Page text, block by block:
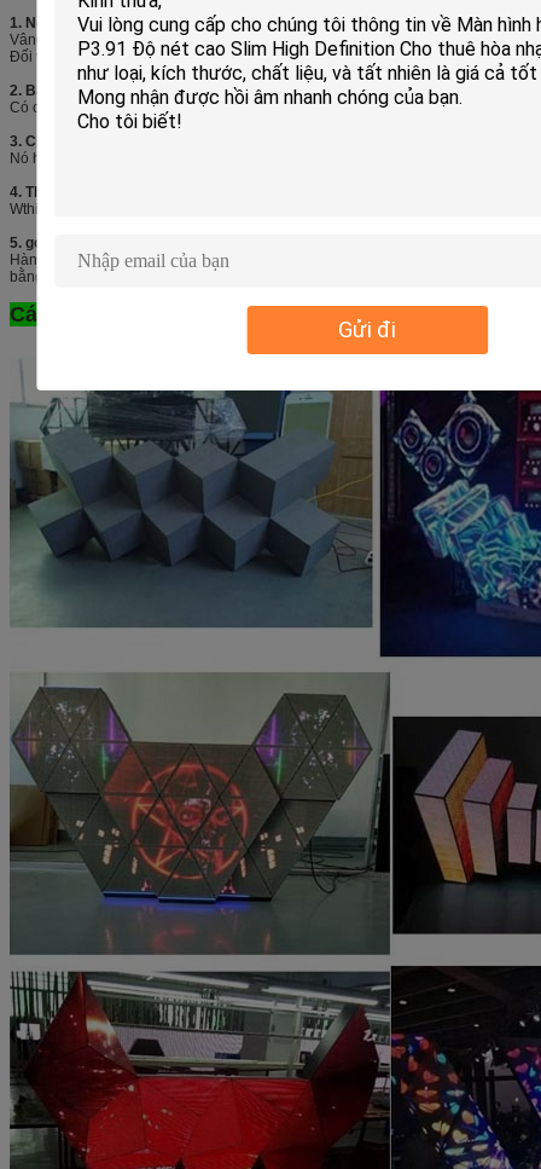
Gửi đi
1. Ngoại trừ mô hình này, có bất kỳ mô hình khác không?
Vâng, đối với màn hình trong nhà có p2.5 p3 p3.91 p4 p1.81 p5 p6 p7.62 p10
Đối với màn hình ngoài trời dẫn chúng ta có p5 p6 p8 p10
2. Bạn là nhà máy? Và bảo hành của bạn?
Có chúng tôi là 7 năm nhà máy, 2 năm bảo hành và bảo trì suốt đời
3. Chức năng của màn hình dẫn chương trình là gì?
Nó hỗ trợ video, flash, WAV / MIDI, PPT, hình ảnh và như vậy
4. Thời gian giao hàng của bạn là bao nhiêu?
Wthin 7-21 ngày sau khi chúng tôi nhận tiền gửi
5. gói hàng và cách vận chuyển của bạn là gì?
Hàng hoá được đóng kiện bằng bao gỗ hoặc vỏ máy bay; Được vận chuyển
bằng đường hàng không hoặc đường biển
Các sản phẩm khác chúng tôi có thể làm